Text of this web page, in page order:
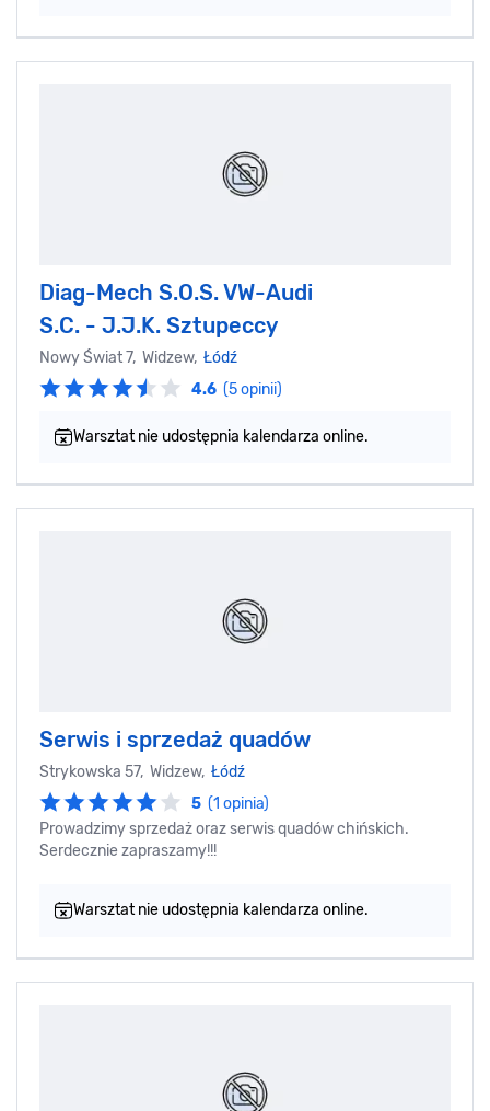
Diag-Mech S.O.S. VW-Audi
S.C. - J.J.K. Sztupeccy
Nowy Świat 7, Widzew, Łódź
4.6 (5 opinii)
Warsztat nie udostępnia kalendarza online.
Serwis i sprzedaż quadów
Strykowska 57, Widzew, Łódź
5 (1 opinia)
Prowadzimy sprzedaż oraz serwis quadów chińskich.
Serdecznie zapraszamy!!!
Warsztat nie udostępnia kalendarza online.